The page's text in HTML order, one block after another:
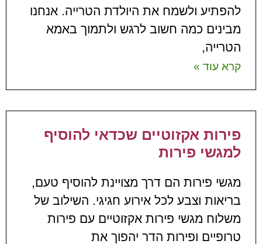
להפתיע ולשמח את היולדת הטרייה. אנחנו
מבינים כמה חשוב לרגש ולתמוך באמא
הטרייה,
קרא עוד »
פירות אקזוטיים שכדאי להוסיף
למגשי פירות
מגשי פירות הם דרך מצויינת להוסיף טעם,
בריאות וצבע לכל אירוע חגיגי. השילוב של
משלוח מגשי פירות אקזוטיים עם פירות
טרופיים ופירות הדר יהפוך את